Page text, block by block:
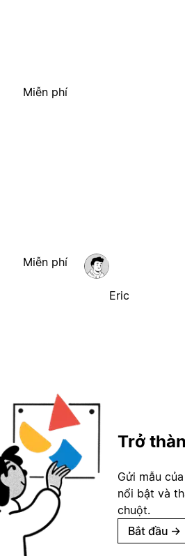
Miễn phí
Miễn phí
Eric
Trở
Gửi mẫu
nổi bật và
chuột.
Bắt đầu →